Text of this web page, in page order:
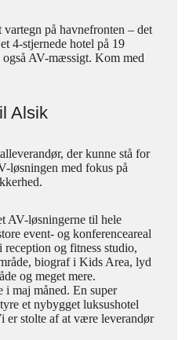
på havnefronten – det
4-stjernede hotel på 19
AV-mæssigt. Kom med
Alsik
der kunne stå for
løsningen med fokus på
AV-løsningerne til hele
event- og konferenceareal
og fitness studio,
biograf i Kids Area, lyd
og meget mere.
maj måned. En super
et nybygget luksushotel
er stolte af at være leverandør